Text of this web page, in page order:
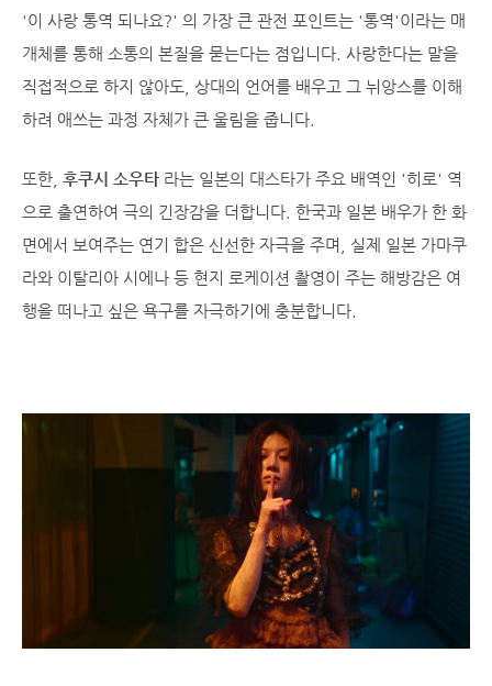
'이 사랑 통역 되나요?' 의 가장 큰 관전 포인트는 '통역'이라는 매
개체를 통해 소통의 본질을 묻는다는 점입니다. 사랑한다는 말을
직접적으로 하지 않아도, 상대의 언어를 배우고 그 뉘앙스를 이해
하려 애쓰는 과정 자체가 큰 울림을 줍니다.
또한, 후쿠시 소우타 라는 일본의 대스타가 주요 배역인 '히로' 역
으로 출연하여 극의 긴장감을 더합니다. 한국과 일본 배우가 한 화
면에서 보여주는 연기 합은 신선한 자극을 주며, 실제 일본 가마쿠
라와 이탈리아 시에나 등 현지 로케이션 촬영이 주는 해방감은 여
행을 떠나고 싶은 욕구를 자극하기에 충분합니다.